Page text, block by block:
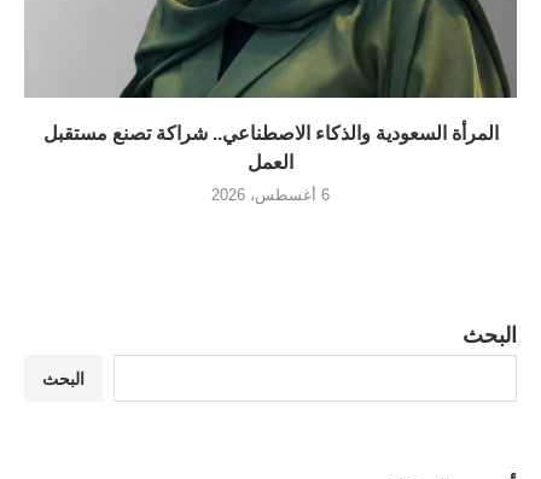
المرأة السعودية والذكاء الاصطناعي.. شراكة تصنع مستقبل
العمل
6 أغسطس، 2026
البحث
البحث